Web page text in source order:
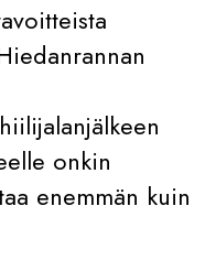
onkin
enemmän kuin